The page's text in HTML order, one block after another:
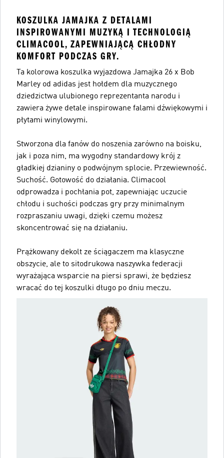
KOSZULKA JAMAJKA Z DETALAMI
INSPIROWANYMI MUZYKĄ I TECHNOLOGIĄ
CLIMACOOL, ZAPEWNIAJĄCĄ CHŁODNY
KOMFORT PODCZAS GRY.
Ta kolorowa koszulka wyjazdowa Jamajka 26 x Bob
Marley od adidas jest hołdem dla muzycznego
dziedzictwa ulubionego reprezentanta narodu i
zawiera żywe detale inspirowane falami dźwiękowymi i
płytami winylowymi.
Stworzona dla fanów do noszenia zarówno na boisku,
jak i poza nim, ma wygodny standardowy krój z
gładkiej dzianiny o podwójnym splocie. Przewiewność.
Suchość. Gotowość do działania. Climacool
odprowadza i pochłania pot, zapewniając uczucie
chłodu i suchości podczas gry przy minimalnym
rozpraszaniu uwagi, dzięki czemu możesz
skoncentrować się na działaniu.
Prążkowany dekolt ze ściągaczem ma klasyczne
obszycie, ale to sitodrukowa naszywka federacji
wyrażająca wsparcie na piersi sprawi, że będziesz
wracać do tej koszulki długo po dniu meczu.